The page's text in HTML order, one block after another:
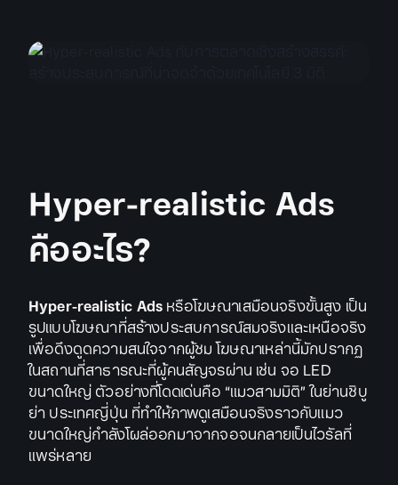
Hyper-realistic Ads
คืออะไร?
Hyper-realistic Adsหรือโฆษณาเสมือนจริงขั้นสูง เป็น
รูปแบบโฆษณาที่สร้างประสบการณ์สมจริงและเหนือจริง
เพื่อดึงดูดความสนใจจากผู้ชม โฆษณาเหล่านี้มักปรากฏ
ในสถานที่สาธารณะที่ผู้คนสัญจรผ่าน เช่น จอ LED
ขนาดใหญ่ ตัวอย่างที่โดดเด่นคือ “แมวสามมิติ” ในย่านชิบู
ย่า ประเทศญี่ปุ่น ที่ทำให้ภาพดูเสมือนจริงราวกับแมว
ขนาดใหญ่กำลังโผล่ออกมาจากจอจนกลายเป็นไวรัลที่
แพร่หลาย